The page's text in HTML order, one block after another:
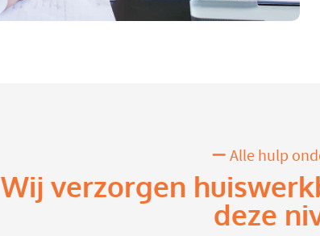
Alle hulp
Wij verzorgen
deze